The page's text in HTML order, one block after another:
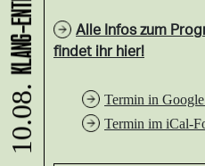
Alle Infos zum
findet ihr hier!
Termin in
Termin im iCal-
10.08.